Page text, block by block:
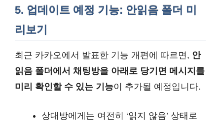
5. 업데이트 예정 기능: 안읽음 폴더 미
리보기
최근 카카오에서 발표한 기능 개편에 따르면, 안
읽음 폴더에서 채팅방을 아래로 당기면 메시지를
미리 확인할 수 있는 기능이 추가될 예정입니다.
상대방에게는 여전히 ‘읽지 않음’ 상태로